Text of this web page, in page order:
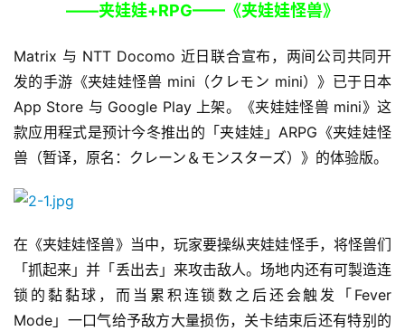
——夹娃娃+RPG——《夹娃娃怪兽》
Matrix 与 NTT Docomo 近日联合宣布，两间公司共同开
发的手游《夹娃娃怪兽 mini（クレモン mini）》已于日本
App Store 与 Google Play 上架。《夹娃娃怪兽 mini》这
款应用程式是预计今冬推出的「夹娃娃」ARPG《夹娃娃怪
兽（暂译，原名：クレーン＆モンスターズ）》的体验版。
在《夹娃娃怪兽》当中，玩家要操纵夹娃娃怪手，将怪兽们
「抓起来」并「丢出去」来攻击敌人。场地内还有可製造连
锁的黏黏球，而当累积连锁数之后还会触发「Fever
Mode」一口气给予敌方大量损伤，关卡结束后还有特别的